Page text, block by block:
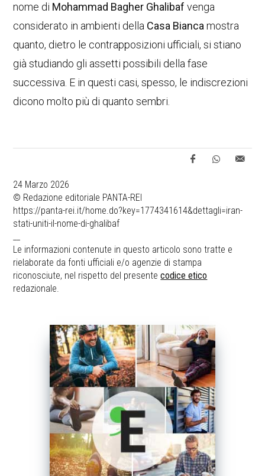
nome di Mohammad Bagher Ghalibaf venga
considerato in ambienti della Casa Bianca mostra
quanto, dietro le contrapposizioni ufficiali, si stiano
già studiando gli assetti possibili della fase
successiva. E in questi casi, spesso, le indiscrezioni
dicono molto più di quanto sembri.
24 Marzo 2026
© Redazione editoriale PANTA-REI
https://panta-rei.it/home.do?key=1774341614&dettagli=iran-
stati-uniti-il-nome-di-ghalibaf
Le informazioni contenute in questo articolo sono tratte e
rielaborate da fonti ufficiali e/o agenzie di stampa
riconosciute, nel rispetto del presentecodice etico
redazionale.